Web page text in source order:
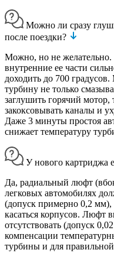
Можно ли сразу
после поездки?
Можно, но не желательно.
внутренние ее части
доходить до 700
турбину не только
заглушить горячий мотор,
закоксовывать каналы и
Даже 3 минуты простоя
снижает температуру
У нового картриджа
Да, радиальный люфт
легковых автомобилях
(допуск примерно 0,2 мм),
касаться корпусов. Люфт
отсутствовать (допуск
компенсации
турбины и для